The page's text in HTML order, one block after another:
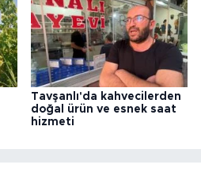
Tavşanlı'da kahvecilerden
doğal ürün ve esnek saat
hizmeti